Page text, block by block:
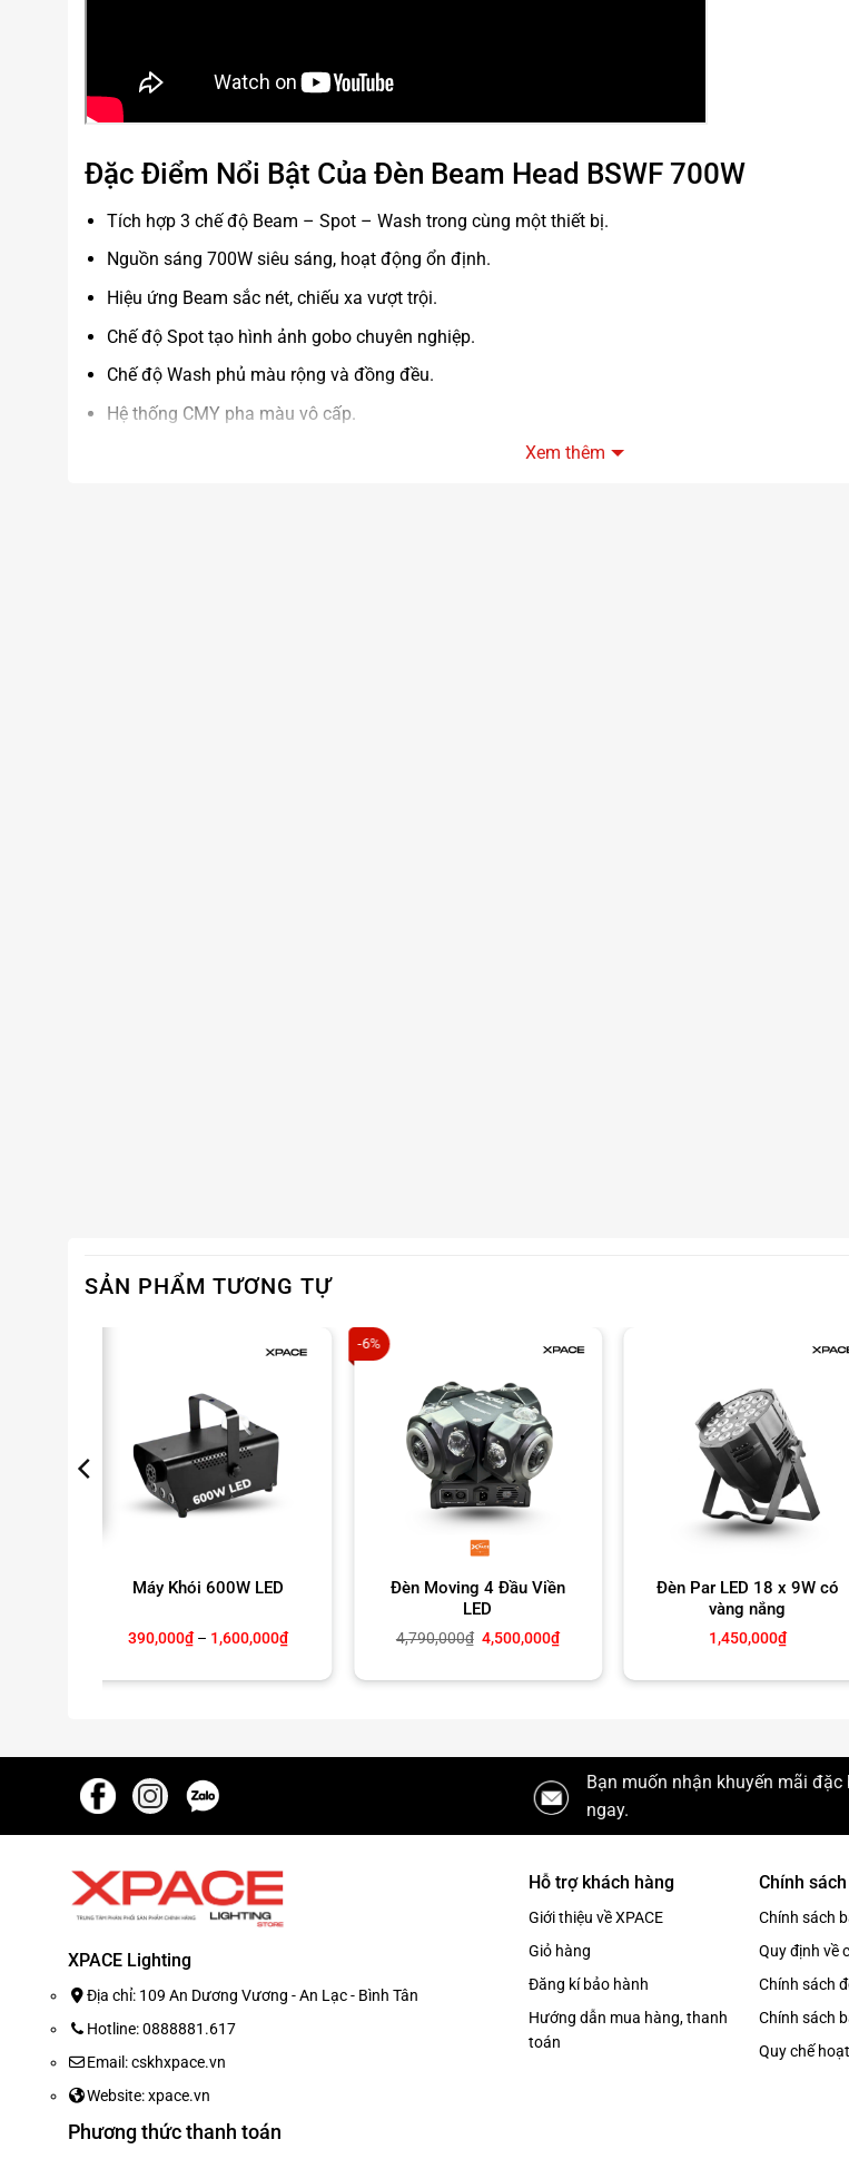
Đặc Điểm Nổi Bật Của Đèn Beam Head BSWF 700W
Tích hợp 3 chế độ Beam – Spot – Wash trong cùng một thiết bị.
Nguồn sáng 700W siêu sáng, hoạt động ổn định.
Hiệu ứng Beam sắc nét, chiếu xa vượt trội.
Chế độ Spot tạo hình ảnh gobo chuyên nghiệp.
Chế độ Wash phủ màu rộng và đồng đều.
Hệ thống CMY pha màu vô cấp.
Ứng Dụng Của Đèn Beam Head BSWF 700W
Đèn Beam Head BSWF 700W phù hợp cho:
Sân khấu biểu diễn chuyên nghiệp.
Nhà hát, trung tâm hội nghị.
Quán bar, lounge, club.
Sự kiện ngoài trời.
Trung tâm tiệc cưới.
Hệ thống ánh sáng sự kiện lưu động.
Công trình ánh sáng nghệ thuật.
Xem thêm
SẢN PHẨM TƯƠNG TỰ
Máy Khói 600W LED
390,000₫ – 1,600,000₫Khoảng
giá:
390,000₫
-6%
Đèn Moving 4 Đầu Viền
LED
4,790,000₫ Giá
4,790,000₫.
4,500,000₫Giá
là:
Đèn Par LED 18 x 9W có
vàng nắng
1,450,000₫
Bạn muốn nhận khuyến mãi đặc
ngay.
XPACE Lighting
Địa chỉ: 109 An Dương Vương - An Lạc - Bình Tân
Hotline: 0888881.617
Email: cskhxpace.vn
Website: xpace.vn
Phương thức thanh toán
Hỗ trợ khách hàng
Giới thiệu về XPACE
Giỏ hàng
Đăng kí bảo hành
Hướng dẫn mua hàng, thanh
toán
Chính sách
Chính sách
Quy định về
Chính sách
Chính sách
Quy chế